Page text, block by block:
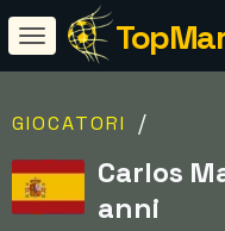
GIOCATORI /
Carlos
anni